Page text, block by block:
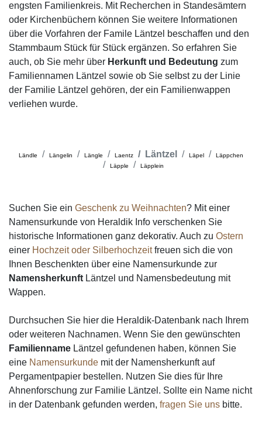
engsten Familienkreis. Mit Recherchen in Standesämtern
oder Kirchenbüchern können Sie weitere Informationen
über die Vorfahren der Famile Läntzel beschaffen und den
Stammbaum Stück für Stück ergänzen. So erfahren Sie
auch, ob Sie mehr über Herkunft und Bedeutung zum
Familiennamen Läntzel sowie ob Sie selbst zu der Linie
der Familie Läntzel gehören, der ein Familienwappen
verliehen wurde.
Ländle Längelin Längle Laentz Läntzel Läpel
Läppchen
Läpple
Läpplein
Suchen Sie ein Geschenk zu Weihnachten? Mit einer
Namensurkunde von Heraldik Info verschenken Sie
historische Informationen ganz dekorativ. Auch zu Ostern
einer Hochzeit oder Silberhochzeitfreuen sich die von
Ihnen Beschenkten über eine Namensurkunde zur
Namensherkunft Läntzel und Namensbedeutung mit
Wappen.
Durchsuchen Sie hier die Heraldik-Datenbank nach Ihrem
oder weiteren Nachnamen. Wenn Sie den gewünschten
Familienname Läntzel gefundenen haben, können Sie
eine Namensurkunde mit der Namensherkunft auf
Pergamentpapier bestellen. Nutzen Sie dies für Ihre
Ahnenforschung zur Familie Läntzel. Sollte ein Name nicht
in der Datenbank gefunden werden, fragen Sie uns bitte.